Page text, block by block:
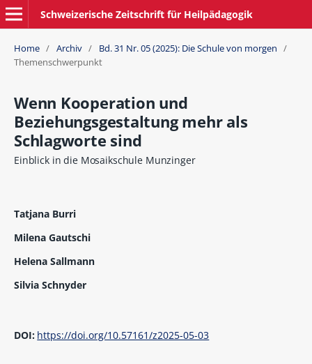
Schweizerische Zeitschrift für Heilpädagogik
Home / Archiv / Bd. 31 Nr. 05 (2025): Die Schule von morgen /
Themenschwerpunkt
Wenn Kooperation und
Beziehungsgestaltung mehr als
Schlagworte sind
Einblick in die Mosaikschule Munzinger
Tatjana Burri
Milena Gautschi
Helena Sallmann
Silvia Schnyder
DOI: https://doi.org/10.57161/z2025-05-03